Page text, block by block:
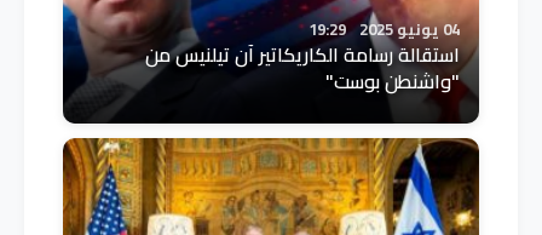
04 يونيو 2025 19:29
استقالة رسامة الكاريكاتير آن تيلنيس من
"واشنطن بوست"